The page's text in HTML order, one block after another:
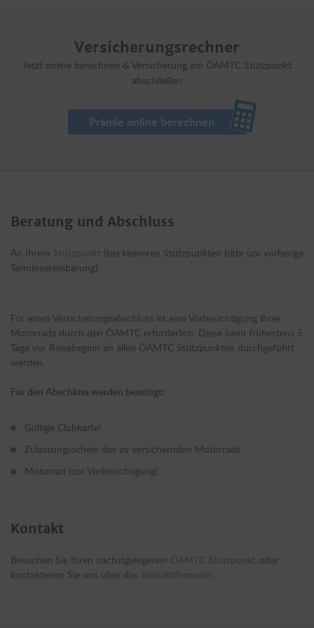
wenn beide Verladeorte im Geltungsbereich liegen).
Versicherungsrechner
Jetzt online berechnen & Versicherung am ÖAMTC Stützpunkt
abschließen
Prämie online berechnen
Beratung und Abschluss
An Ihrem Stützpunkt (bei kleineren Stützpunkten bitte um vorherige
Terminvereinbarung).
Für einen Versicherungsabschluss ist eine Vorbesichtigung Ihres
Motorrads durch den ÖAMTC erforderlich. Diese kann frühestens 5
Tage vor Reisebeginn an allen ÖAMTC Stützpunkten durchgeführt
werden.
Für den Abschluss werden benötigt:
Gültige Clubkarte!
Zulassungsschein des zu versichernden Motorrads
Motorrad (zur Vorbesichtigung)
Kontakt
Besuchen Sie Ihren nächstgelegenen ÖAMTC Stützpunkt oder
kontaktieren Sie uns über das Kontaktformular.